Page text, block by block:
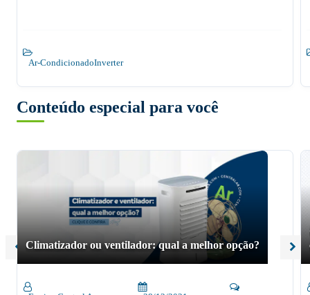
Ar-CondicionadoInverter
Conteúdo especial para você
Climatizador ou ventilador: qual a melhor opção?